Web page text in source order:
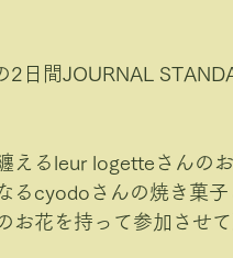
2日間JOURNAL
えるleur logetteさんの
るcyodoさんの焼き菓子
お花を持って参加させて